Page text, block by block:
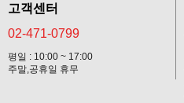
고객센터
02-471-0799
평일 : 10:00 ~ 17:00
주말,공휴일 휴무